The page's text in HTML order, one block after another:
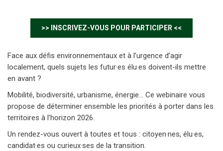
>> INSCRIVEZ-VOUS POUR PARTICIPER <<
Face aux défis environnementaux et à l’urgence d’agir
localement, quels sujets les futur·es élu·es doivent-ils mettre
en avant ?
Mobilité, biodiversité, urbanisme, énergie… Ce webinaire vous
propose de déterminer ensemble les priorités à porter dans les
territoires à l’horizon 2026.
Un rendez-vous ouvert à toutes et tous : citoyen·nes, élu·es,
candidat·es ou curieux·ses de la transition.